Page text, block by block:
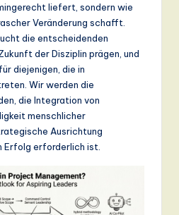
liefert, sondern wie
Veränderung schafft.
die entscheidenden
der Disziplin prägen, und
diejenigen, die in
Wir werden die
die Integration von
menschlicher
Ausrichtung
Erfolg erforderlich ist.